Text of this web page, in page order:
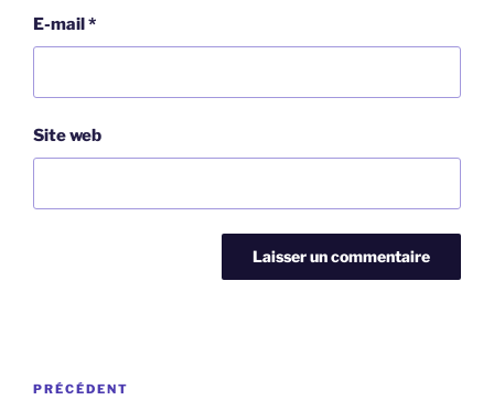
E-mail *
Site web
Navigation
Article
PRÉCÉDENT